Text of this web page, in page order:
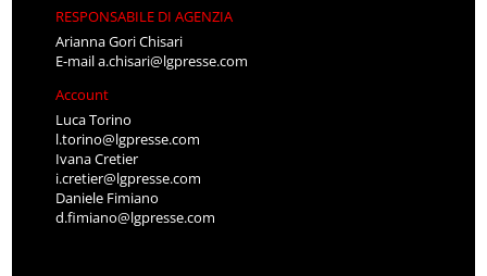
RESPONSABILE DI AGENZIA
Arianna Gori Chisari
E-maila.chisari@lgpresse.com
Account
Luca Torino
l.torino@lgpresse.com
Ivana Cretier
i.cretier@lgpresse.com
Daniele Fimiano
d.fimiano@lgpresse.com